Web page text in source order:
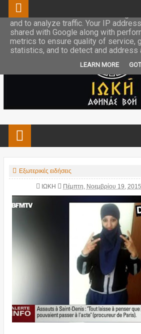
Εξωτερικές ειδήσεις
ΙΩΚΗ Πέμπτη, Νοεμβρίου 19, 2015
This site uses cookies from Google
and to analyze traffic. Your IP
shared with Google along with
metrics to ensure quality of service,
statistics, and to detect and address
LEARN MORE